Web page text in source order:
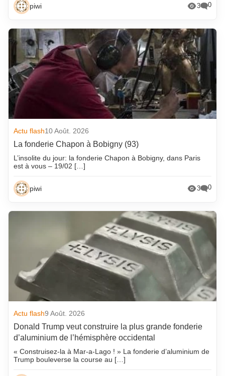
piwi 3 0
Actu flash10 Août. 2026
La fonderie Chapon à Bobigny (93)
L’insolite du jour: la fonderie Chapon à Bobigny, dans Paris
est à vous – 19/02 […]
piwi 3 0
Actu flash9 Août. 2026
Donald Trump veut construire la plus grande fonderie
d’aluminium de l’hémisphère occidental
« Construisez-la à Mar-a-Lago ! » La fonderie d’aluminium de
Trump bouleverse la course au […]